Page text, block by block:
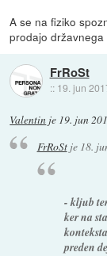
A se na fiziko
prodajo
FrRoSt
:: 19. jun
Valentin je 19. jun
FrRoStje 18.
- kljub
ker na
preden